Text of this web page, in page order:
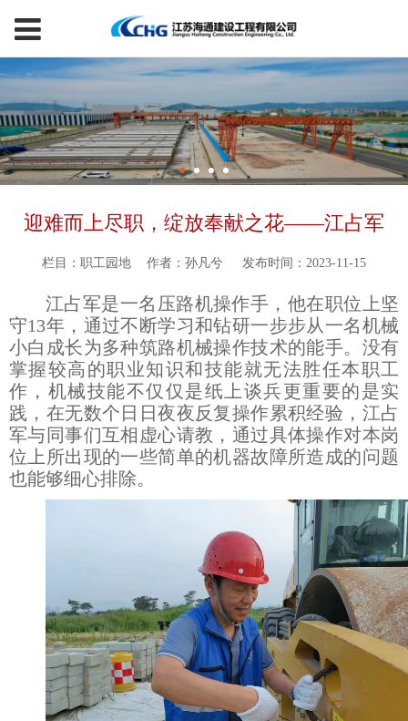
迎难而上尽职，绽放奉献之花——江占军
栏目：职工园地 作者：孙凡兮 发布时间：2023-11-15
江占军是一名压路机操作手，他在职位上坚
守13年，通过不断学习和钻研一步步从一名机械
小白成长为多种筑路机械操作技术的能手。没有
掌握较高的职业知识和技能就无法胜任本职工
作，机械技能不仅仅是纸上谈兵更重要的是实
践，在无数个日日夜夜反复操作累积经验，江占
军与同事们互相虚心请教，通过具体操作对本岗
位上所出现的一些简单的机器故障所造成的问题
也能够细心排除。